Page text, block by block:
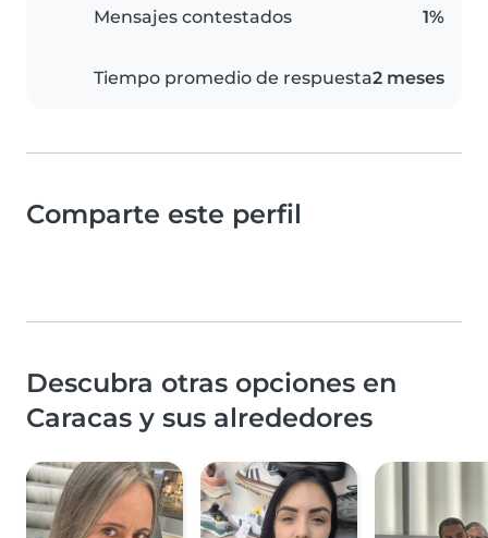
Mensajes contestados 1%
Tiempo promedio de respuesta2 meses
Comparte este perfil
Descubra otras opciones en
Caracas y sus alrededores